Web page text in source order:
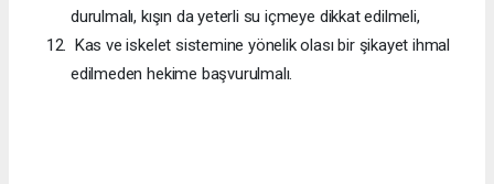
durulmalı, kışın da yeterli su içmeye dikkat edilmeli,
Kas ve iskelet sistemine yönelik olası bir şikayet ihmal
edilmeden hekime başvurulmalı.